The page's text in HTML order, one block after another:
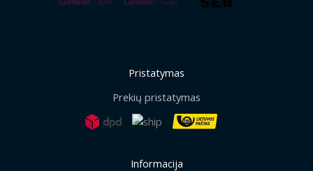
Pristatymas
Prekių pristatymas
Informacija